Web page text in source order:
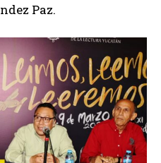
Paz.